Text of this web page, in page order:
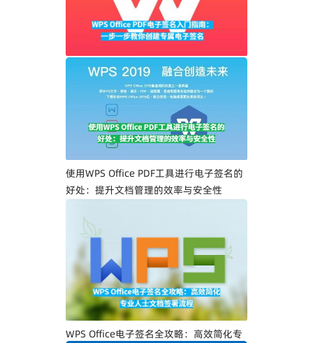
WPS Office PDF电子签名入门指南：一步
一步教你创建专属电子签名
使用WPS Office PDF工具进行电子签名的
好处：提升文档管理的效率与安全性
WPS Office电子签名全攻略：高效简化专